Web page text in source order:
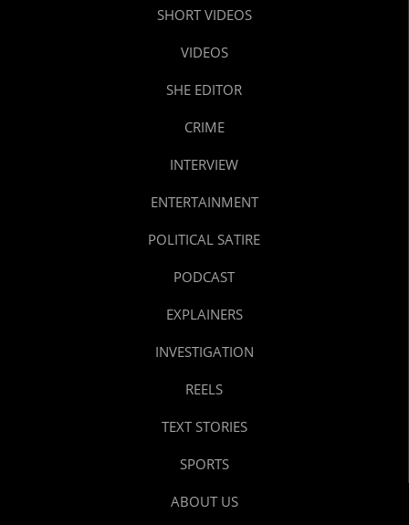
SHORT VIDEOS
VIDEOS
SHE EDITOR
CRIME
INTERVIEW
ENTERTAINMENT
POLITICAL SATIRE
PODCAST
EXPLAINERS
INVESTIGATION
REELS
TEXT STORIES
SPORTS
ABOUT US